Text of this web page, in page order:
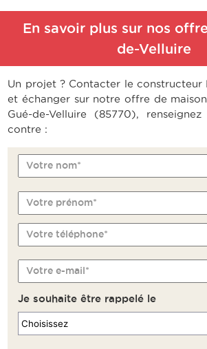
En savoir plus sur nos
de-Velluire
Un projet ? Contacter le constructeur
et échanger sur notre offre de
Gué-de-Velluire (85770),
contre :
Votre nom*
Votre prénom*
Votre téléphone*
Votre e-mail*
Je souhaite être rappelé le